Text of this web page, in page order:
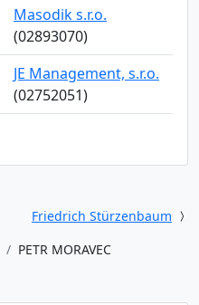
Masodik s.r.o.
(02893070)
JE Management, s.r.o.
(02752051)
Friedrich Stürzenbaum
PETR MORAVEC